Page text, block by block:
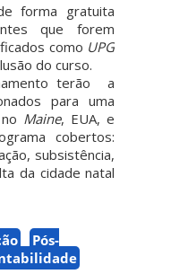
forma gratuita
que forem
como UPG
do curso.
terão a
para uma
Maine, EUA, e
cobertos:
subsistência,
da cidade natal
Pós-